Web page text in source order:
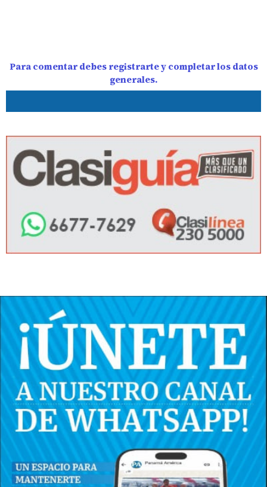
Para comentar debes registrarte y completar los datos
generales.